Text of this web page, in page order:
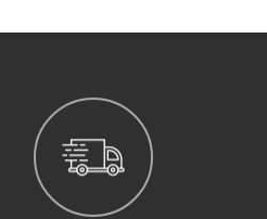
flera
varianter.
De
olika
alternativen